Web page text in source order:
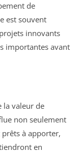
de
est souvent
innovants
importantes avant
la valeur de
non seulement
à apporter,
en